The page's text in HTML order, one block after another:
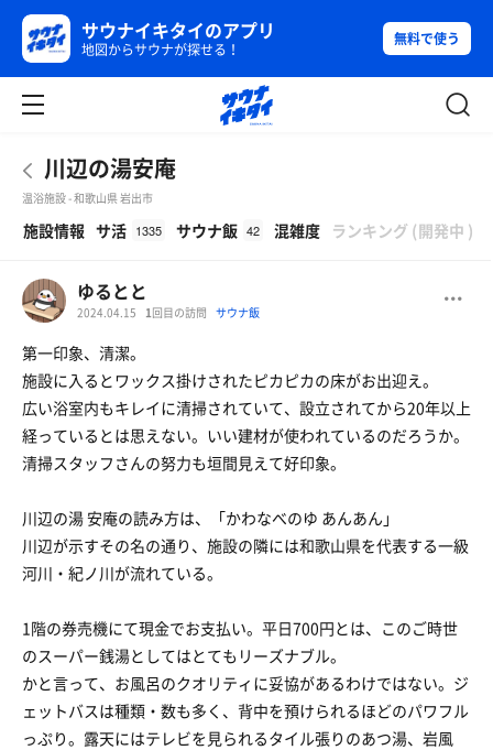
サウナイキタイのアプリ
地図からサウナが探せる！
無料で使う
川辺の湯安庵
温浴施設 - 和歌山県 岩出市
施設情報 サ活 1335 サウナ飯 42 混雑度 ランキング (開発中 )
ゆるとと
2024.04.15 1回目の訪問 サウナ飯
第一印象、清潔。
施設に入るとワックス掛けされたピカピカの床がお出迎え。
広い浴室内もキレイに清掃されていて、設立されてから20年以上
経っているとは思えない。いい建材が使われているのだろうか。
清掃スタッフさんの努力も垣間見えて好印象。
川辺の湯 安庵の読み方は、「かわなべのゆ あんあん」
川辺が示すその名の通り、施設の隣には和歌山県を代表する一級
河川・紀ノ川が流れている。
1階の券売機にて現金でお支払い。平日700円とは、このご時世
のスーパー銭湯としてはとてもリーズナブル。
かと言って、お風呂のクオリティに妥協があるわけではない。ジ
ェットバスは種類・数も多く、背中を預けられるほどのパワフル
っぷり。露天にはテレビを見られるタイル張りのあつ湯、岩風